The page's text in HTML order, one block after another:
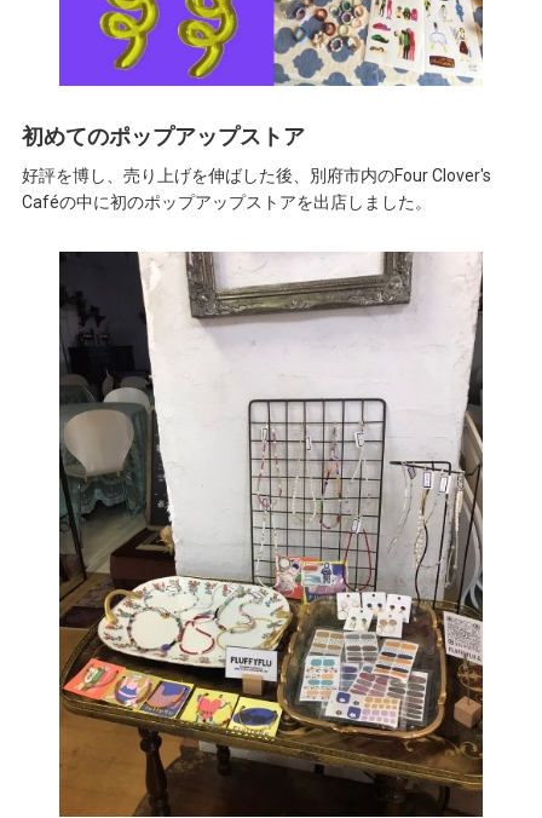
初めてのポップアップストア
好評を博し、売り上げを伸ばした後、別府市内のFour Clover's
Caféの中に初のポップアップストアを出店しました。